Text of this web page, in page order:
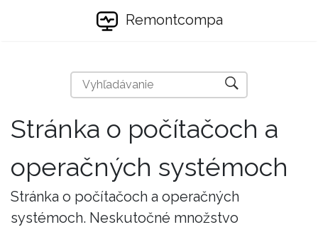
Remontcompa
Stránka o počítačoch a
operačných systémoch
Stránka o počítačoch a operačných
systémoch. Neskutočné množstvo